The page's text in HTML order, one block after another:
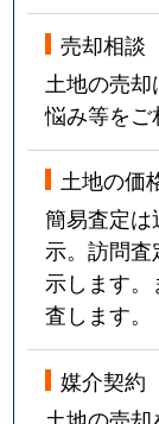
売却相談
土地の売
悩み等をご
土地の価
簡易査定
示。訪問
示します
査します。
媒介契約
土地の売